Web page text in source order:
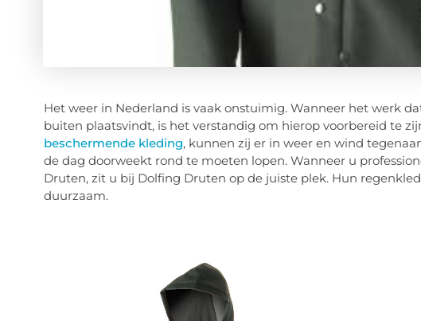
Het weer in Nederland is vaak onstuimig. Wanneer het werk
buiten plaatsvindt, is het verstandig om hierop voorbereid te
beschermende kleding, kunnen zij er in weer en wind
de dag doorweekt rond te moeten lopen. Wanneer u
Druten, zit u bij Dolfing Druten op de juiste plek. Hun
duurzaam.